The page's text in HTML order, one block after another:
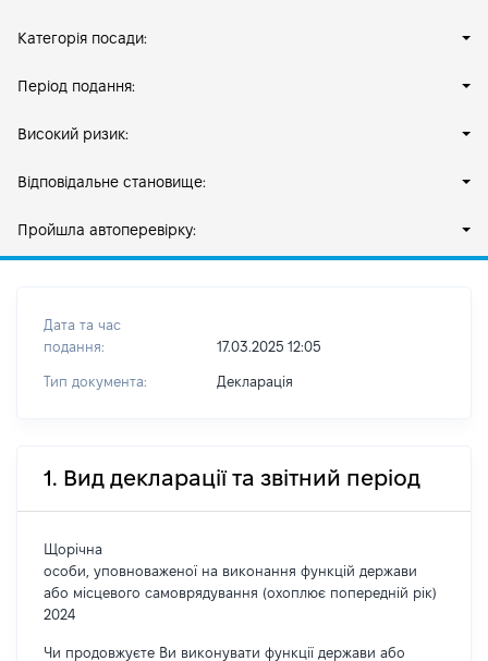
Категорія посади:
Період подання:
Високий ризик:
Відповідальне становище:
Пройшла автоперевірку:
Дата та час
подання:
17.03.2025 12:05
Тип документа: Декларація
1. Вид декларації та звітний період
Щорічна
особи, уповноваженої на виконання функцій держави
або місцевого самоврядування (охоплює попередній рік)
2024
Чи продовжуєте Ви виконувати функції держави або